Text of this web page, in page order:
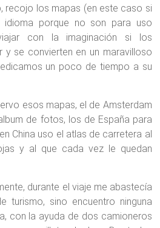
recojo los mapas (en este caso si
idioma porque no son para uso
con la imaginación si los
y se convierten en un maravilloso
un poco de tiempo a su
esos mapas, el de Amsterdam
de fotos, los de España para
China uso el atlas de carretera al
y al que cada vez le quedan
durante el viaje me abastecía
turismo, sino encuentro ninguna
con la ayuda de dos camioneros